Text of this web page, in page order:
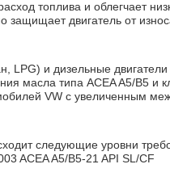
топлива и облегчает
защищает двигатель от
LPG) и дизельные
масла типа ACEA A5/B5 и
VW с увеличенным
следующие уровни
ACEA A5/B5-21 API SL/CF